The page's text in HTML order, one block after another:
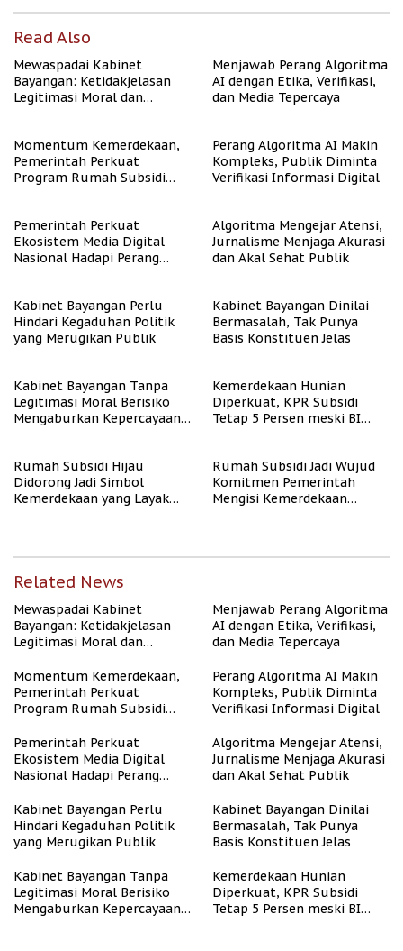
Read Also
Mewaspadai Kabinet
Bayangan: Ketidakjelasan
Legitimasi Moral dan
Menjawab Perang Algoritma
AI dengan Etika, Verifikasi,
dan Media Tepercaya
Momentum Kemerdekaan,
Pemerintah Perkuat
Program Rumah Subsidi
Perang Algoritma AI Makin
Kompleks, Publik Diminta
Verifikasi Informasi Digital
Pemerintah Perkuat
Ekosistem Media Digital
Nasional Hadapi Perang
Algoritma Mengejar Atensi,
Jurnalisme Menjaga Akurasi
dan Akal Sehat Publik
Kabinet Bayangan Perlu
Hindari Kegaduhan Politik
yang Merugikan Publik
Kabinet Bayangan Dinilai
Bermasalah, Tak Punya
Basis Konstituen Jelas
Kabinet Bayangan Tanpa
Legitimasi Moral Berisiko
Mengaburkan Kepercayaan
Kemerdekaan Hunian
Diperkuat, KPR Subsidi
Tetap 5 Persen meski BI
Rumah Subsidi Hijau
Didorong Jadi Simbol
Kemerdekaan yang Layak
Rumah Subsidi Jadi Wujud
Komitmen Pemerintah
Mengisi Kemerdekaan
Related News
Mewaspadai Kabinet
Bayangan: Ketidakjelasan
Legitimasi Moral dan
Menjawab Perang Algoritma
AI dengan Etika, Verifikasi,
dan Media Tepercaya
Momentum Kemerdekaan,
Pemerintah Perkuat
Program Rumah Subsidi
Berpenghasilan Rendah
Perang Algoritma AI Makin
Kompleks, Publik Diminta
Verifikasi Informasi Digital
Pemerintah Perkuat
Ekosistem Media Digital
Nasional Hadapi Perang
Algoritma Mengejar Atensi,
Jurnalisme Menjaga Akurasi
dan Akal Sehat Publik
Kabinet Bayangan Perlu
Hindari Kegaduhan Politik
yang Merugikan Publik
Kabinet Bayangan Dinilai
Bermasalah, Tak Punya
Basis Konstituen Jelas
Kabinet Bayangan Tanpa
Legitimasi Moral Berisiko
Mengaburkan Kepercayaan
Kemerdekaan Hunian
Diperkuat, KPR Subsidi
Tetap 5 Persen meski BI